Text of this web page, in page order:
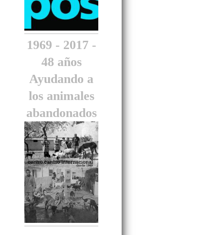
1969 - 2017 -
48 años
Ayudando a
los animales
abandonados